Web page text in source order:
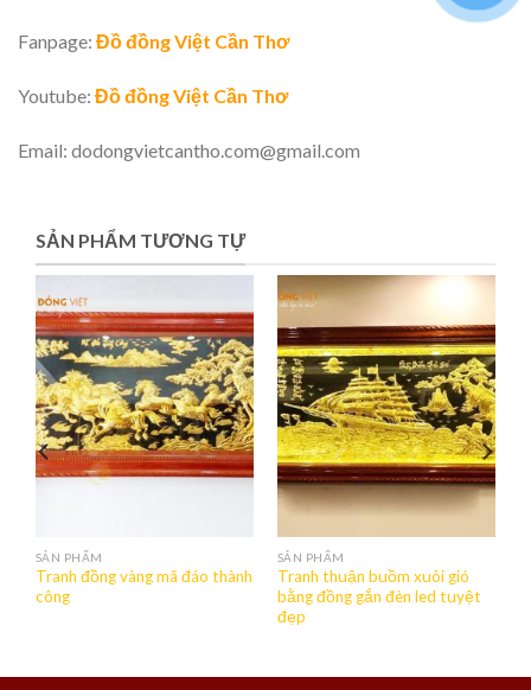
Fanpage: Đồ đồng Việt Cần Thơ
Youtube: Đồ đồng Việt Cần Thơ
Email: dodongvietcantho.com@gmail.com
SẢN PHẨM TƯƠNG TỰ
SẢN PHẨM
Tranh đồng vàng mã đáo thành
công
SẢN PHẨM
Tranh thuận buồm xuôi gió
bằng đồng gắn đèn led tuyệt
đẹp